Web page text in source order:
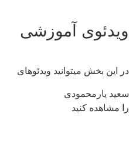
آموزشی
این بخش میتوانید ویدئوهای
یارمحمودی
مشاهده کنید